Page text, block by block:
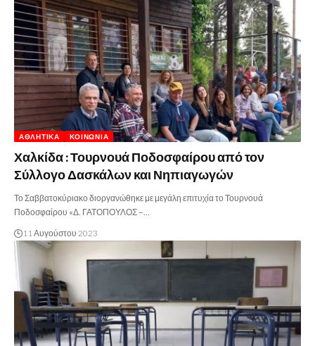
ΑΘΛΗΤΙΚΆ ΚΟΙΝΩΝΊΑ
Χαλκίδα : Τουρνουά Ποδοσφαίρου από τον
Σύλλογο Δασκάλων και Νηπιαγωγών
Το Σαββατοκύριακο διοργανώθηκε με μεγάλη επιτυχία το Τουρνουά
Ποδοσφαίρου «Δ. ΓΑΤΟΠΟΥΛΟΣ –…
11 Αυγούστου 2023